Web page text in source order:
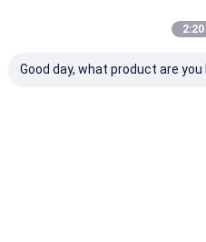
2:20
Good day, what product are you